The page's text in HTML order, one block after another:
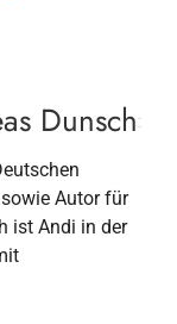
Dunsch
Autor für
ist Andi in der